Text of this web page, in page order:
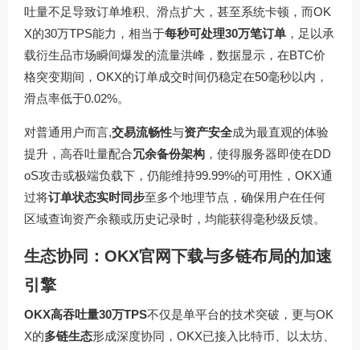
吐量不足导致订单堆积、滑点扩大，甚至系统卡顿，而OK
X的30万TPS能力，相当于每秒可处理30万笔订单 ，足以承
载衍生品市场瞬间爆发的流量洪峰，数据显示，在BTC价
格突变期间，OKX的订单成交时间仍稳定在50毫秒以内，
滑点率低于0.02%。
对普通用户而言,交易流畅性与资产安全成为最直观的体验
提升，高吞吐量配合冗余备份架构 ，使得服务器即使在DD
oS攻击或极端负载下，仍能维持99.99%的可用性，OKX通
过将订单状态实时同步至多个地理节点，确保用户在任何
区域查询资产余额或历史记录时，均能获得毫秒级反馈。
生态协同：OKX官网下载与多链布局的加速
引擎
OKX高吞吐量30万TPS不仅是单平台的技术突破，更与OK
X的多链生态形成深度协同，OKX已接入比特币、以太坊、